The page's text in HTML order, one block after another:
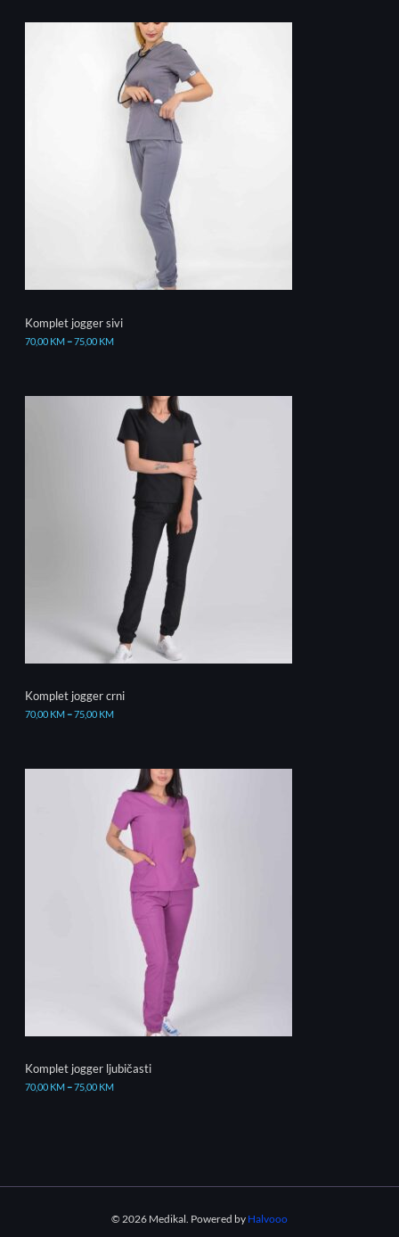
Komplet jogger sivi
70,00 KM–75,00 KM
Komplet jogger crni
70,00 KM–75,00 KM
Komplet jogger ljubičasti
70,00 KM–75,00 KM
© 2026 Medikal. Powered by Halvooo